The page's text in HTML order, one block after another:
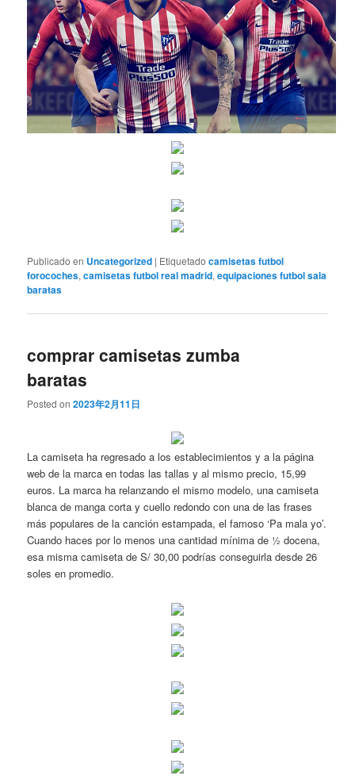
Publicado en Uncategorized | Etiquetado camisetas futbol
forocoches,camisetas futbol real madrid,equipaciones futbol sala
baratas
comprar camisetas zumba
baratas
Posted on2023年2月11日
La camiseta ha regresado a los establecimientos y a la página
web de la marca en todas las tallas y al mismo precio, 15,99
euros. La marca ha relanzando el mismo modelo, una camiseta
blanca de manga corta y cuello redondo con una de las frases
más populares de la canción estampada, el famoso ‘Pa mala yo’.
Cuando haces por lo menos una cantidad mínima de ½ docena,
esa misma camiseta de S/ 30,00 podrías conseguirla desde 26
soles en promedio.